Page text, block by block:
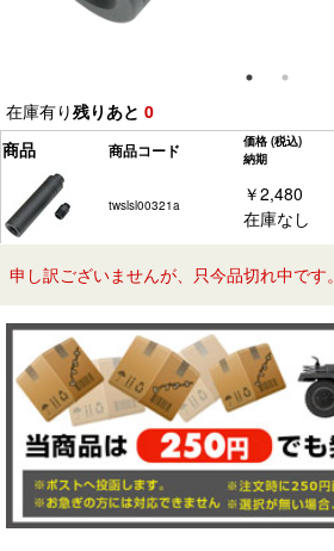
在庫有り残りあと 0
商品
商品コード 価格 (税込)
納期
twslsl00321a
￥2,480
在庫なし
申し訳ございませんが、只今品切れ中です。